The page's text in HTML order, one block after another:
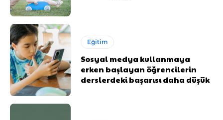
Eğitim
Sosyal medya kullanmaya
erken başlayan öğrencilerin
derslerdeki başarısı daha düşük